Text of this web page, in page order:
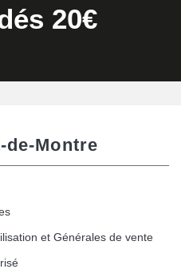
Extracteur de Bracelet de
20€
de-Montre
et Générales de vente